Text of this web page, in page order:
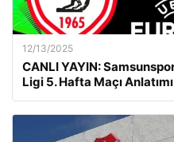
12/13/2025
CANLI YAYIN:
Ligi 5. Hafta Maçı Anlatımı